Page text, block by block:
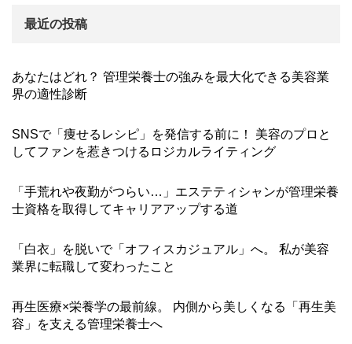
最近の投稿
あなたはどれ？ 管理栄養士の強みを最大化できる美容業
界の適性診断
SNSで「痩せるレシピ」を発信する前に！ 美容のプロと
してファンを惹きつけるロジカルライティング
「手荒れや夜勤がつらい…」エステティシャンが管理栄養
士資格を取得してキャリアアップする道
「白衣」を脱いで「オフィスカジュアル」へ。 私が美容
業界に転職して変わったこと
再生医療×栄養学の最前線。 内側から美しくなる「再生美
容」を支える管理栄養士へ